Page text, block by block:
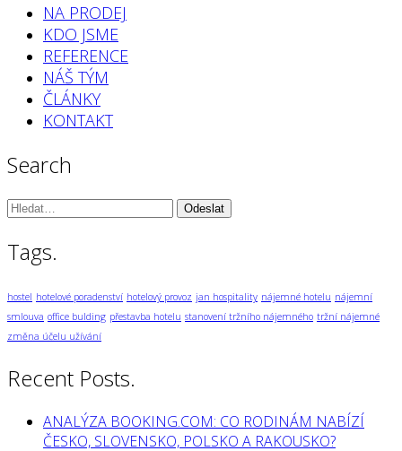
NA PRODEJ
KDO JSME
REFERENCE
NÁŠ TÝM
ČLÁNKY
KONTAKT
Search
Vyhledávání:
Tags.
hostel hotelové poradenství hotelový provoz jan hospitality nájemné hotelu nájemní
smlouva office bulding přestavba hotelu stanovení tržního nájemného tržní nájemné
změna účelu užívání
Recent Posts.
ANALÝZA BOOKING.COM: CO RODINÁM NABÍZÍ
ČESKO, SLOVENSKO, POLSKO A RAKOUSKO?